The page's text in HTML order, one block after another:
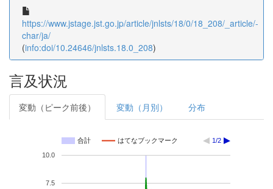
https://www.jstage.jst.go.jp/article/jnlsts/18/0/18_208/_article/-
char/ja/
(info:doi/10.24646/jnlsts.18.0_208)
言及状況
変動（ピーク前後） 変動（月別） 分布
合計 はてなブックマーク 1/2
7.5
10.0